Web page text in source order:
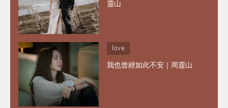
靈山
love
我也曾經如此不安｜周靈山